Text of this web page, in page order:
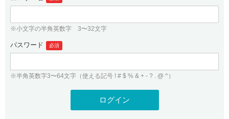
.jpドメインバックオーダー
プレミアムドメイン
人気ドメインの種類
WHOIS検索
バリュードメインAPI
ドメイン・ホスティングOEM
ログイン
従来のバリュードメインをご利用希望の方
Value Domainにログイン
ユーザー登録
※小文字の半角英数字 3〜32文字
パスワード 必須
※半角英数字3〜64文字（使える記号 ! # $ % & + - ? . @ ^）